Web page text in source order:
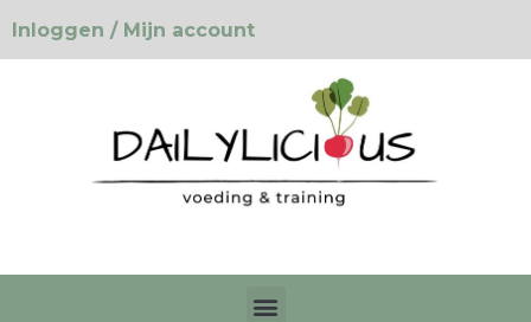
Inloggen / Mijn account